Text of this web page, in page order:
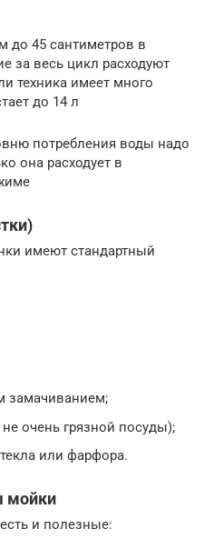
45 сантиметров в
за весь цикл расходуют
техника имеет много
до 14 л
потребления воды надо
она расходует в
имеют стандартный
замачиванием;
очень грязной посуды);
или фарфора.
мойки
и полезные: